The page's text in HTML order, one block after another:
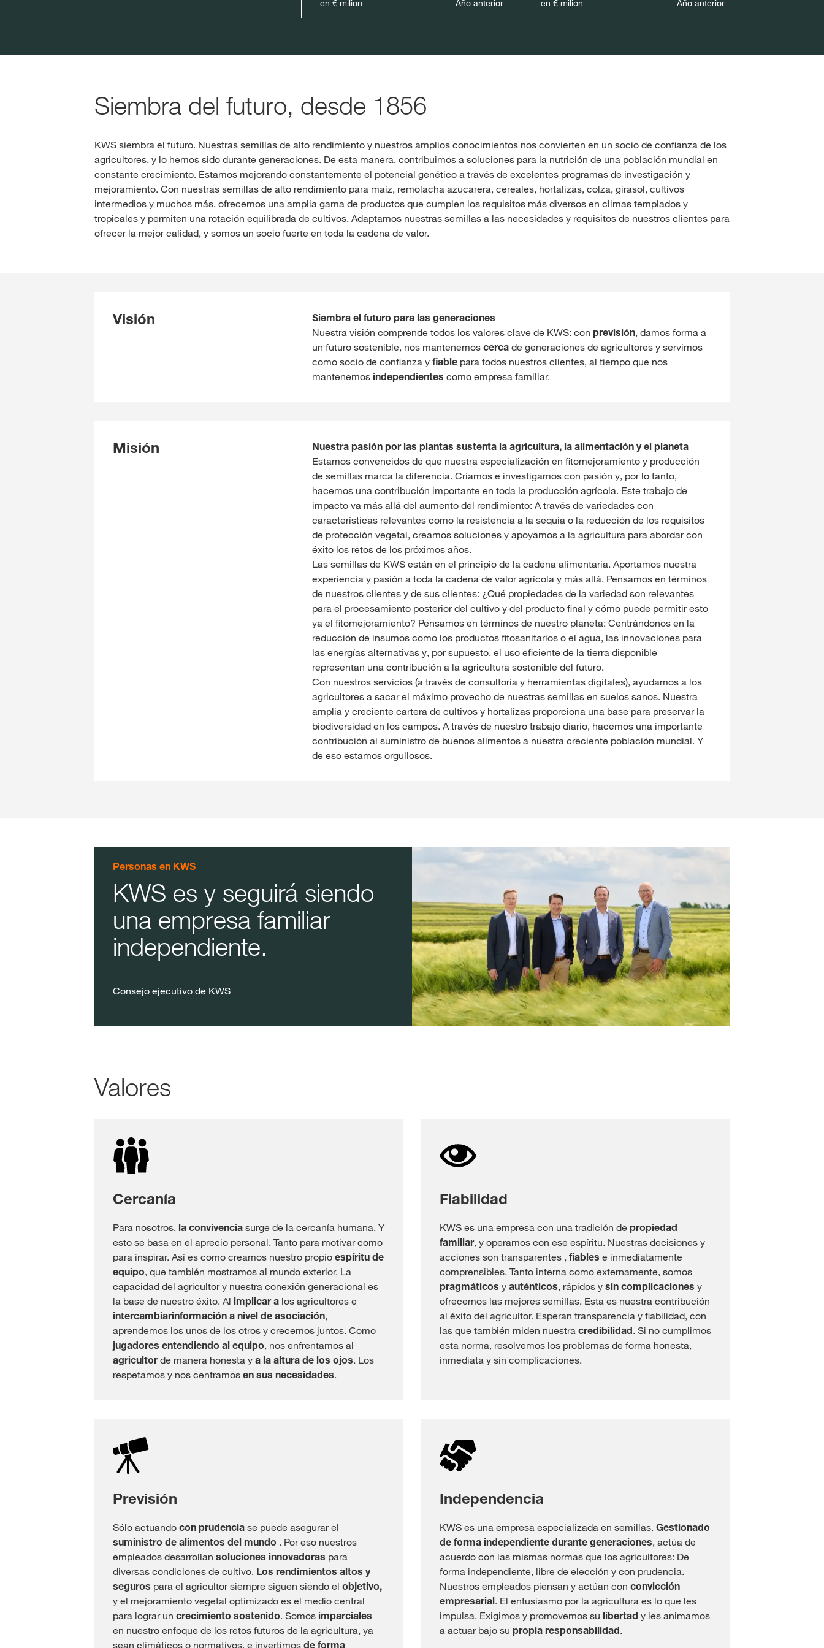
en € milion Año anterior en € milion Año anterior
Siembra del futuro, desde 1856
KWS siembra el futuro. Nuestras semillas de alto rendimiento y nuestros amplios conocimientos nos convierten en un socio de confianza de los
agricultores, y lo hemos sido durante generaciones. De esta manera, contribuimos a soluciones para la nutrición de una población mundial en
constante crecimiento. Estamos mejorando constantemente el potencial genético a través de excelentes programas de investigación y
mejoramiento. Con nuestras semillas de alto rendimiento para maíz, remolacha azucarera, cereales, hortalizas, colza, girasol, cultivos
intermedios y muchos más, ofrecemos una amplia gama de productos que cumplen los requisitos más diversos en climas templados y
tropicales y permiten una rotación equilibrada de cultivos. Adaptamos nuestras semillas a las necesidades y requisitos de nuestros clientes para
ofrecer la mejor calidad, y somos un socio fuerte en toda la cadena de valor.
Visión
Siembra el futuro para las generaciones
Nuestra visión comprende todos los valores clave de KWS: conprevisión, damos forma a
un futuro sostenible, nos mantenemoscerca de generaciones de agricultores y servimos
como socio de confianza yfiable para todos nuestros clientes, al tiempo que nos
mantenemos independientes como empresa familiar.
Misión
Nuestra pasión por las plantas sustenta la agricultura, la alimentación y el planeta
Estamos convencidos de que nuestra especialización en fitomejoramiento y producción
de semillas marca la diferencia. Criamos e investigamos con pasión y, por lo tanto,
hacemos una contribución importante en toda la producción agrícola. Este trabajo de
impacto va más allá del aumento del rendimiento: A través de variedades con
características relevantes como la resistencia a la sequía o la reducción de los requisitos
de protección vegetal, creamos soluciones y apoyamos a la agricultura para abordar con
éxito los retos de los próximos años.
Las semillas de KWS están en el principio de la cadena alimentaria. Aportamos nuestra
experiencia y pasión a toda la cadena de valor agrícola y más allá. Pensamos en términos
de nuestros clientes y de sus clientes: ¿Qué propiedades de la variedad son relevantes
para el procesamiento posterior del cultivo y del producto final y cómo puede permitir esto
ya el fitomejoramiento? Pensamos en términos de nuestro planeta: Centrándonos en la
reducción de insumos como los productos fitosanitarios o el agua, las innovaciones para
las energías alternativas y, por supuesto, el uso eficiente de la tierra disponible
representan una contribución a la agricultura sostenible del futuro.
Con nuestros servicios (a través de consultoría y herramientas digitales), ayudamos a los
agricultores a sacar el máximo provecho de nuestras semillas en suelos sanos. Nuestra
amplia y creciente cartera de cultivos y hortalizas proporciona una base para preservar la
biodiversidad en los campos. A través de nuestro trabajo diario, hacemos una importante
contribución al suministro de buenos alimentos a nuestra creciente población mundial. Y
de eso estamos orgullosos.
Personas en KWS
KWS es y seguirá siendo
una empresa familiar
independiente.
Consejo ejecutivo de KWS
Valores
Cercanía
Para nosotros, la convivencia surge de la cercanía humana. Y
esto se basa en el aprecio personal. Tanto para motivar como
para inspirar. Así es como creamos nuestro propio espíritu de
equipo, que también mostramos al mundo exterior. La
capacidad del agricultor y nuestra conexión generacional es
la base de nuestro éxito. Al implicar a los agricultores e
intercambiarinformación a nivel de asociación,
aprendemos los unos de los otros y crecemos juntos. Como
jugadores entendiendo al equipo, nos enfrentamos al
agricultorde manera honesta y a la altura de los ojos. Los
respetamos y nos centramos en sus necesidades.
Fiabilidad
KWS es una empresa con una tradición de propiedad
familiar, y operamos con ese espíritu. Nuestras decisiones y
acciones son transparentes , fiables e inmediatamente
comprensibles. Tanto interna como externamente, somos
pragmáticos y auténticos, rápidos y sin complicaciones y
ofrecemos las mejores semillas. Esta es nuestra contribución
al éxito del agricultor. Esperan transparencia y fiabilidad, con
las que también miden nuestra credibilidad. Si no cumplimos
esta norma, resolvemos los problemas de forma honesta,
inmediata y sin complicaciones.
Previsión
Sólo actuando con prudencia se puede asegurar el
suministro de alimentos del mundo . Por eso nuestros
empleados desarrollan soluciones innovadoras para
diversas condiciones de cultivo. Los rendimientos altos y
seguros para el agricultor siempre siguen siendo el objetivo,
y el mejoramiento vegetal optimizado es el medio central
para lograr un crecimiento sostenido. Somos imparciales
en nuestro enfoque de los retos futuros de la agricultura, ya
sean climáticos o normativos, e invertimos de forma
Independencia
KWS es una empresa especializada en semillas. Gestionado
de forma independiente durante generaciones, actúa de
acuerdo con las mismas normas que los agricultores: De
forma independiente, libre de elección y con prudencia.
Nuestros empleados piensan y actúan con convicción
empresarial. El entusiasmo por la agricultura es lo que les
impulsa. Exigimos y promovemos su libertad y les animamos
a actuar bajo su propia responsabilidad.